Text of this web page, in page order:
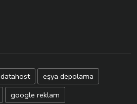
datahost
eşya depolama
google reklam